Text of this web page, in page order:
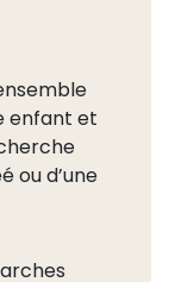
enfant et
ou d’une